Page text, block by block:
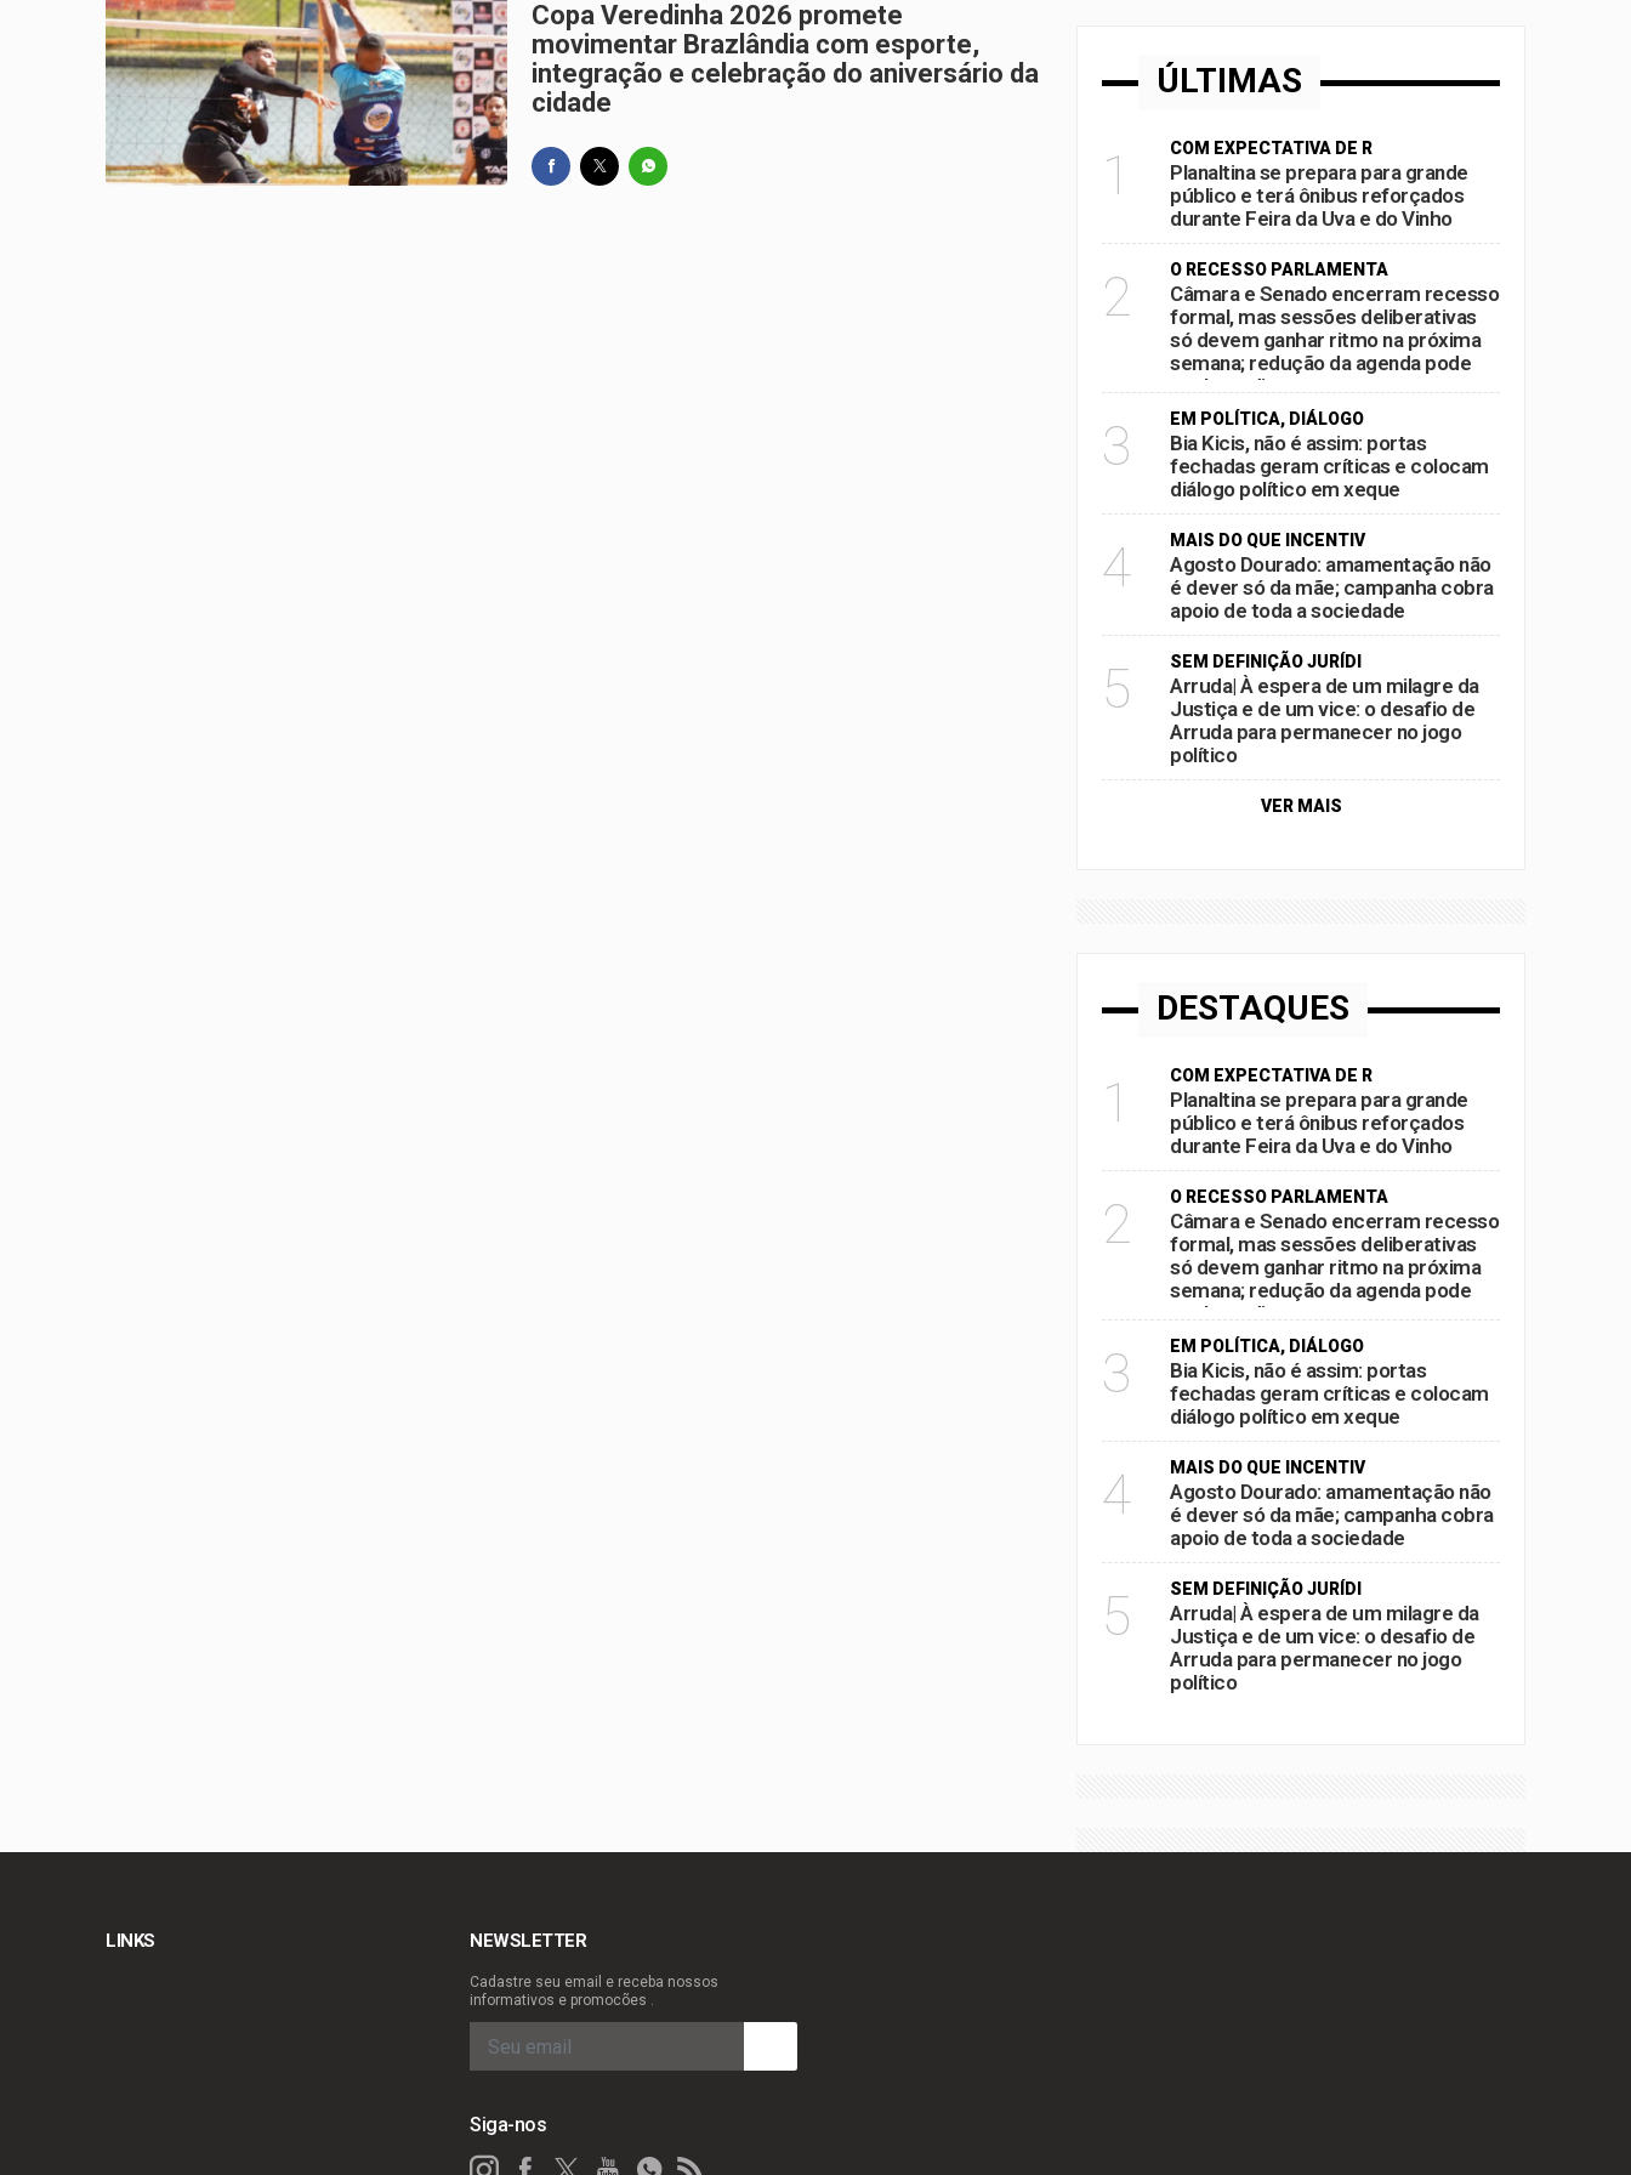
Guimarães
Podemos confirma Luiz França como pré-candidato a deputado federal e fortalece projeto para ampliar representação em
Brasília
Podemos oficializa candidatura de Robério Negreiros e reforça aposta em um dos principais nomes para a Câmara
Planaltina se prepara para grande público e terá ônibus reforçados durante Feira da Uva e do Vinho
Congresso retoma atividades, mas votações ficam para depois e calendário eleitoral aperta espaço para decisões
Copa Veredinha 2026 promete
movimentar Brazlândia com esporte,
integração e celebração do aniversário da
cidade
ÚLTIMAS
1 COM EXPECTATIVA DE R
Planaltina se prepara para grande
público e terá ônibus reforçados
durante Feira da Uva e do Vinho
2 O RECESSO PARLAMENTA
Câmara e Senado encerram recesso
formal, mas sessões deliberativas
só devem ganhar ritmo na próxima
semana; redução da agenda pode
acelerar disputas por pautas antes
das eleições
3 EM POLÍTICA, DIÁLOGO
Bia Kicis, não é assim: portas
fechadas geram críticas e colocam
diálogo político em xeque
4 MAIS DO QUE INCENTIV
Agosto Dourado: amamentação não
é dever só da mãe; campanha cobra
apoio de toda a sociedade
5 SEM DEFINIÇÃO JURÍDI
Arruda| À espera de um milagre da
Justiça e de um vice: o desafio de
Arruda para permanecer no jogo
político
VER MAIS
DESTAQUES
1 COM EXPECTATIVA DE R
Planaltina se prepara para grande
público e terá ônibus reforçados
durante Feira da Uva e do Vinho
2 O RECESSO PARLAMENTA
Câmara e Senado encerram recesso
formal, mas sessões deliberativas
só devem ganhar ritmo na próxima
semana; redução da agenda pode
acelerar disputas por pautas antes
das eleições
3 EM POLÍTICA, DIÁLOGO
Bia Kicis, não é assim: portas
fechadas geram críticas e colocam
diálogo político em xeque
4 MAIS DO QUE INCENTIV
Agosto Dourado: amamentação não
é dever só da mãe; campanha cobra
apoio de toda a sociedade
5 SEM DEFINIÇÃO JURÍDI
Arruda| À espera de um milagre da
Justiça e de um vice: o desafio de
Arruda para permanecer no jogo
político
LINKS NEWSLETTER
Cadastre seu email e receba nossos
informativos e promocões .
Siga-nos